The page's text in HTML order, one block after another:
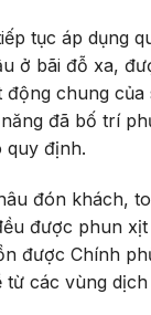
tục áp dụng
ở bãi đỗ xa,
chung
đã bố trí
quy định.
đón khách,
được phun
được Chính
các vùng dịch